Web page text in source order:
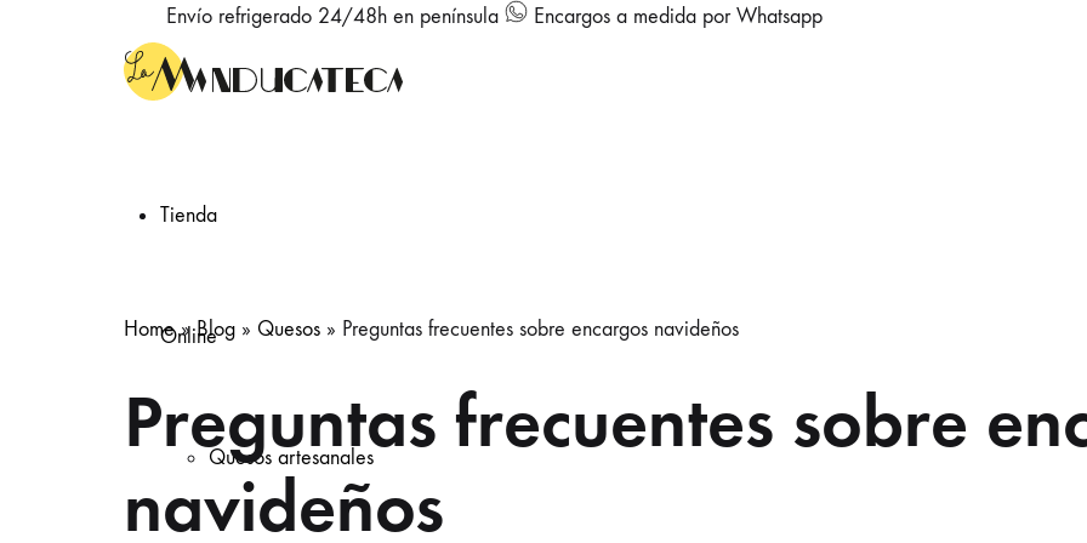
Envío refrigerado 24/48h en península Encargos a medida por Whatsapp
Tienda
Online
Quesos artesanales
Home»Blog » Quesos » Preguntas frecuentes sobre encargos navideños
Preguntas frecuentes sobre
navideños